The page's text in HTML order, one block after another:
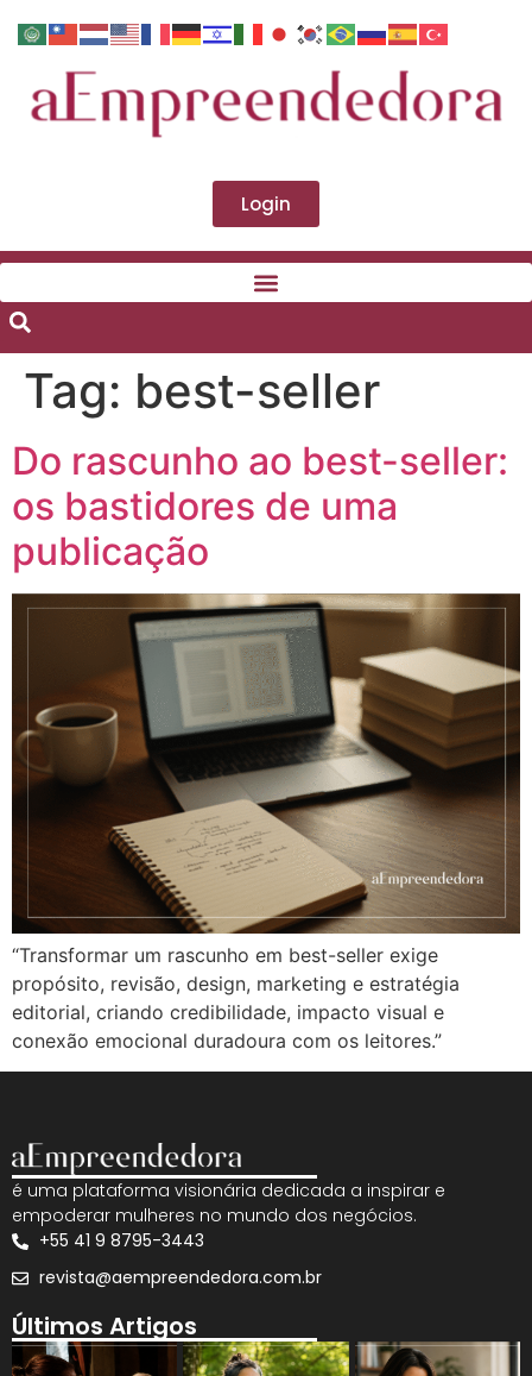
Login
Tag: best-seller
Do rascunho ao best-seller:
os bastidores de uma
publicação
“Transformar um rascunho em best-seller exige
propósito, revisão, design, marketing e estratégia
editorial, criando credibilidade, impacto visual e
conexão emocional duradoura com os leitores.”
é uma plataforma visionária dedicada a inspirar e
empoderar mulheres no mundo dos negócios.
+55 41 9 8795-3443
revista@aempreendedora.com.br
Últimos Artigos